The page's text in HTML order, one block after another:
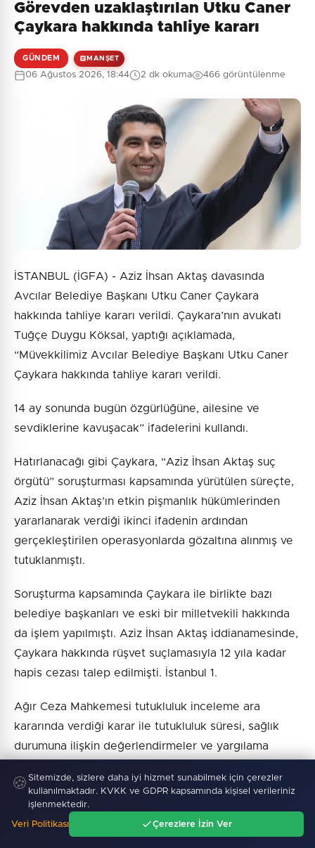
Görevden uzaklaştırılan Utku Caner
Çaykara hakkında tahliye kararı
GÜNDEM MANŞET
06 Ağustos 2026, 18:44 2 dk okuma 466 görüntülenme
İSTANBUL (İGFA) - Aziz İhsan Aktaş davasında
Avcılar Belediye Başkanı Utku Caner Çaykara
hakkında tahliye kararı verildi. Çaykara’nın avukatı
Tuğçe Duygu Köksal, yaptığı açıklamada,
“Müvekkilimiz Avcılar Belediye Başkanı Utku Caner
Çaykara hakkında tahliye kararı verildi.
14 ay sonunda bugün özgürlüğüne, ailesine ve
sevdiklerine kavuşacak” ifadelerini kullandı.
Hatırlanacağı gibi Çaykara, “Aziz İhsan Aktaş suç
örgütü” soruşturması kapsamında yürütülen süreçte,
Aziz İhsan Aktaş’ın etkin pişmanlık hükümlerinden
yararlanarak verdiği ikinci ifadenin ardından
gerçekleştirilen operasyonlarda gözaltına alınmış ve
tutuklanmıştı.
Soruşturma kapsamında Çaykara ile birlikte bazı
belediye başkanları ve eski bir milletvekili hakkında
da işlem yapılmıştı. Aziz İhsan Aktaş iddianamesinde,
Çaykara hakkında rüşvet suçlamasıyla 12 yıla kadar
hapis cezası talep edilmişti. İstanbul 1.
Ağır Ceza Mahkemesi tutukluluk inceleme ara
kararında verdiği karar ile tutukluluk süresi, sağlık
durumuna ilişkin değerlendirmeler ve yargılama
başka bir suçtan tutuklu ya da hükümlü olmaması
halinde serbest bırakılmasını hükmetti.
Söz konusu mahkeme, Avcılar Belediye Başkanı Utku
🍪 Sitemizde, sizlere daha iyi hizmet sunabilmek için çerezler
kullanılmaktadır. KVKK ve GDPR kapsamında kişisel verileriniz
işlenmektedir.
Veri Politikası Çerezlere İzin Ver
Gündem Ara Menü